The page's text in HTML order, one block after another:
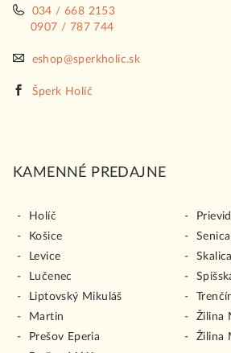
034 / 668 2153
0907 / 787 744
eshop@sperkholic.sk
Šperk Holíč
KAMENNÉ PREDAJNE
Holíč
Košice
Levice
Lučenec
Liptovský Mikuláš
Martin
Prešov Eperia
Senica
Žilina
Žilina